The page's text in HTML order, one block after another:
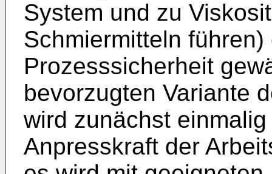
System und zu
Schmiermitteln
Prozesssicherheit
bevorzugten Variante
wird zunächst
Anpresskraft der